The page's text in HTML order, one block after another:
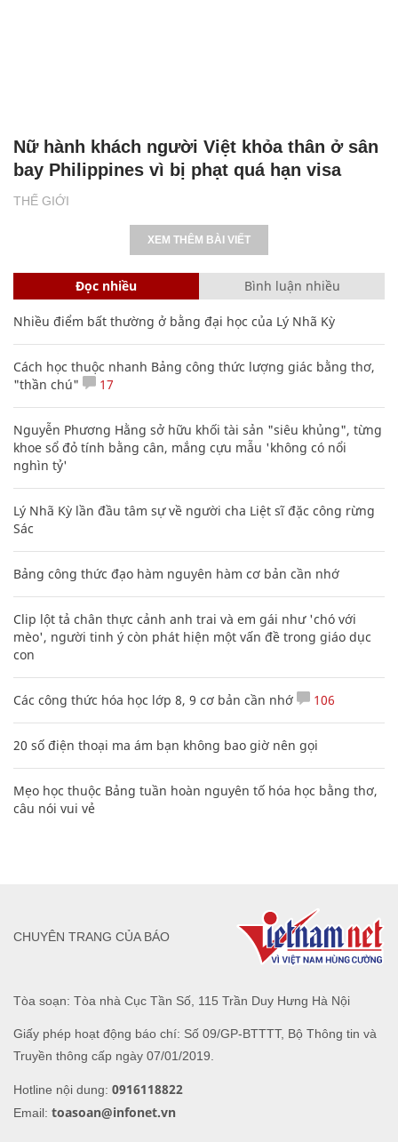
THẾ GIỚI
Nữ hành khách người Việt khỏa thân ở sân
bay Philippines vì bị phạt quá hạn visa
XEM THÊM BÀI VIẾT
Đọc nhiều Bình luận nhiều
Nhiều điểm bất thường ở bằng đại học của Lý Nhã Kỳ
Cách học thuộc nhanh Bảng công thức lượng giác bằng thơ,
"thần chú"
17
Nguyễn Phương Hằng sở hữu khối tài sản "siêu khủng", từng
khoe sổ đỏ tính bằng cân, mắng cựu mẫu 'không có nổi
nghìn tỷ'
Lý Nhã Kỳ lần đầu tâm sự về người cha Liệt sĩ đặc công rừng
Sác
Bảng công thức đạo hàm nguyên hàm cơ bản cần nhớ
Clip lột tả chân thực cảnh anh trai và em gái như 'chó với
mèo', người tinh ý còn phát hiện một vấn đề trong giáo dục
con
Các công thức hóa học lớp 8, 9 cơ bản cần nhớ 106
20 số điện thoại ma ám bạn không bao giờ nên gọi
Mẹo học thuộc Bảng tuần hoàn nguyên tố hóa học bằng thơ,
câu nói vui vẻ
Tòa soạn: Tòa nhà Cục Tần Số, 115 Trần Duy Hưng Hà Nội
Giấy phép hoạt động báo chí: Số 09/GP-BTTTT, Bộ Thông tin và
Truyền thông cấp ngày 07/01/2019.
Hotline nội dung: 0916118822
Email: toasoan@infonet.vn
CHUYÊN TRANG CỦA BÁO